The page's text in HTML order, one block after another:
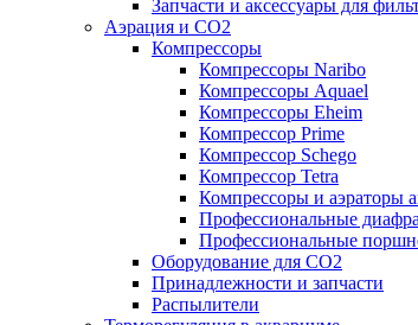
Запчасти и аксессуары для
Аэрация и CO2
Компрессоры
Компрессоры Naribo
Компрессоры Aquael
Компрессоры Eheim
Компрессор Prime
Компрессор Schego
Компрессор Tetra
Компрессоры и аэраторы
Профессиональные
Профессиональные
Оборудование для CO2
Принадлежности и запчасти
Распылители